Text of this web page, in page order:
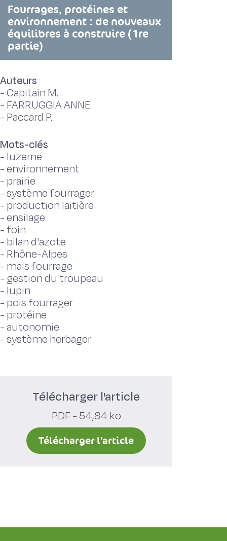
Fourrages, protéines et
environnement : de nouveaux
équilibres à construire (1re
partie)
Auteurs
-Capitain M.
- FARRUGGIA ANNE
- Paccard P.
Mots-clés
- luzerne
-environnement
- prairie
-système fourrager
- production laitière
-ensilage
- foin
- bilan d'azote
- Rhône-Alpes
- maïs fourrage
- gestion du troupeau
- lupin
- pois fourrager
- protéine
- autonomie
-système herbager
Télécharger l'article
PDF - 54,84 ko
Télécharger l'article